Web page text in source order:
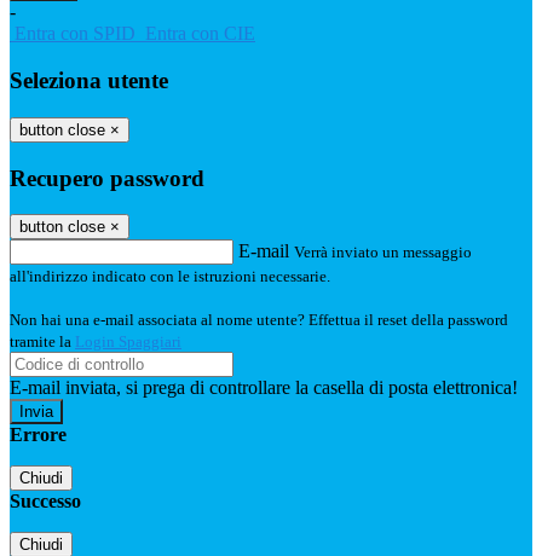
-
Entra con SPID Entra con CIE
Seleziona utente
button close ×
Recupero password
button close ×
E-mail Verrà inviato un messaggio
all'indirizzo indicato con le istruzioni necessarie.
Non hai una e-mail associata al nome utente? Effettua il reset della password
tramite la Login Spaggiari
E-mail inviata, si prega di controllare la casella di posta elettronica!
Errore
Chiudi
Successo
Chiudi